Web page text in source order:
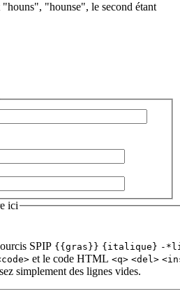
"hounse", le second étant
ici
SPIP {{gras}} {italique} -
et le code HTML <q> <del>
simplement des lignes vides.